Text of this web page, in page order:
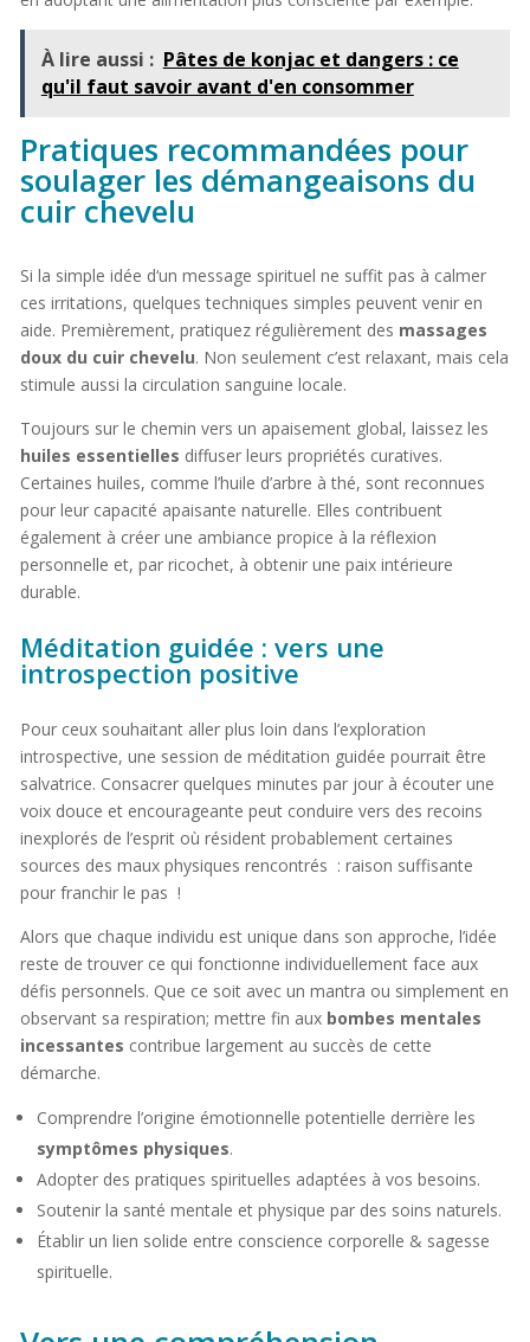
À lire aussi : Pâtes de konjac et dangers : ce
qu'il faut savoir avant d'en consommer
Pratiques recommandées pour
soulager les démangeaisons du
cuir chevelu
Si la simple idée d‘un message spirituel ne suffit pas à calmer
ces irritations, quelques techniques simples peuvent venir en
aide. Premièrement, pratiquez régulièrement des massages
doux du cuir chevelu. Non seulement c’est relaxant, mais cela
stimule aussi la circulation sanguine locale.
Toujours sur le chemin vers un apaisement global, laissez les
huiles essentielles diffuser leurs propriétés curatives.
Certaines huiles, comme l’huile d’arbre à thé, sont reconnues
pour leur capacité apaisante naturelle. Elles contribuent
également à créer une ambiance propice à la réflexion
personnelle et, par ricochet, à obtenir une paix intérieure
durable.
Méditation guidée : vers une
introspection positive
Pour ceux souhaitant aller plus loin dans l’exploration
introspective, une session de méditation guidée pourrait être
salvatrice. Consacrer quelques minutes par jour à écouter une
voix douce et encourageante peut conduire vers des recoins
inexplorés de l’esprit où résident probablement certaines
sources des maux physiques rencontrés : raison suffisante
pour franchir le pas !
Alors que chaque individu est unique dans son approche, l’idée
reste de trouver ce qui fonctionne individuellement face aux
défis personnels. Que ce soit avec un mantra ou simplement en
observant sa respiration; mettre fin aux bombes mentales
incessantes contribue largement au succès de cette
démarche.
Comprendre l’origine émotionnelle potentielle derrière les
symptômes physiques.
Adopter des pratiques spirituelles adaptées à vos besoins.
Soutenir la santé mentale et physique par des soins naturels.
Établir un lien solide entre conscience corporelle & sagesse
spirituelle.